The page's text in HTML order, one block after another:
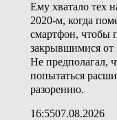
Ему хватало тех
2020-м, когда
смартфон, чтобы
закрывшимися от
Не предполагал,
попытаться
разорению.
16:5507.08.2026